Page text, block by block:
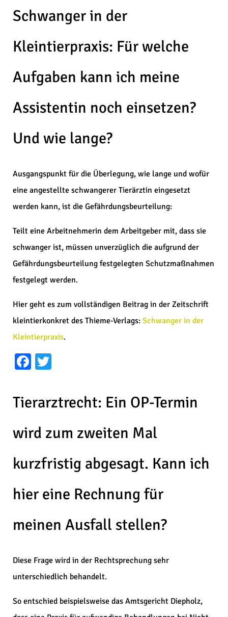
Schwanger in der
Kleintierpraxis: Für welche
Aufgaben kann ich meine
Assistentin noch einsetzen?
Und wie lange?
Ausgangspunkt für die Überlegung, wie lange und wofür
eine angestellte schwangerer Tierärztin eingesetzt
werden kann, ist die Gefährdungsbeurteilung:
Teilt eine Arbeitnehmerin dem Arbeitgeber mit, dass sie
schwanger ist, müssen unverzüglich die aufgrund der
Gefährdungsbeurteilung festgelegten Schutzmaßnahmen
festgelegt werden.
Hier geht es zum vollständigen Beitrag in der Zeitschrift
kleintierkonkret des Thieme-Verlags: Schwanger in der
Kleintierpraxis.
Facebook
Tierarztrecht: Ein OP-Termin
wird zum zweiten Mal
kurzfristig abgesagt. Kann ich
hier eine Rechnung für
meinen Ausfall stellen?
Diese Frage wird in der Rechtsprechung sehr
unterschiedlich behandelt.
So entschied beispielsweise das Amtsgericht Diepholz,